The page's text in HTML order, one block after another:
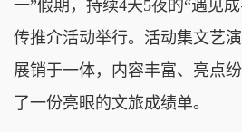
一”假期，持续4天5夜的“遇见
传推介活动举行。活动集文艺
展销于一体，内容丰富、亮点
了一份亮眼的文旅成绩单。